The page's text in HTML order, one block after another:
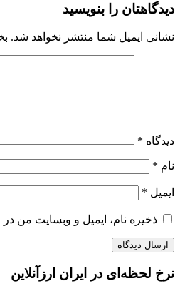
دیدگاهتان را بنویسید
نشانی ایمیل شما منتشر نخواهد شد.
دیدگاه *
نام *
ایمیل *
ذخیره نام، ایمیل و وبسایت من
نرخ لحظه‌ای در ایران ارزآنلاین